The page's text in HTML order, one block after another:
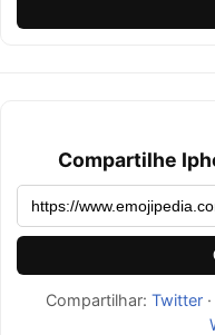
Compartilhe
Compartilhar: Twitter·